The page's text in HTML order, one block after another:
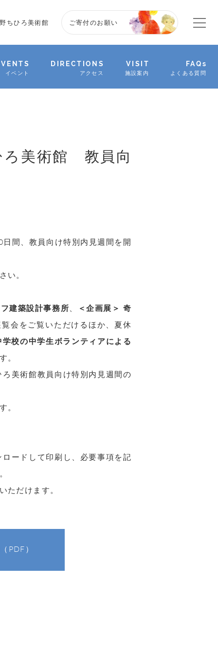
ちひろ美術館 ご寄付のお願い
イベント
DIRECTIONS
アクセス
VISIT
施設案内
FAQs
よくある質問
美術館 教員向
間、教員向け特別内見週間を開
い。
建築設計事務所、
＜企画展＞ 奇
会をご覧いただけるほか、夏休
校の中学生ボランティアによる
。
美術館教員向け特別内見週間の
。
ードして印刷し、必要事項を記
ただけます。
PDF）